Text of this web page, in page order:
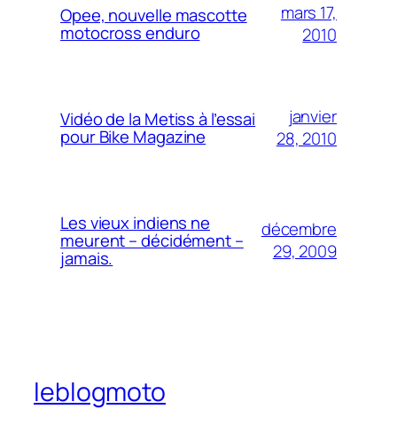
Opee, nouvelle mascotte
motocross enduro
mars 17,
2010
Vidéo de la Metiss à l’essai
pour Bike Magazine
janvier
28, 2010
Les vieux indiens ne
meurent – décidément –
jamais.
décembre
29, 2009
leblogmoto